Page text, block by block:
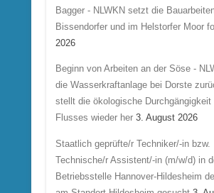
Bagger - NLWKN setzt die
Bissendorfer und im Helstorfer Moor
2026
Beginn von Arbeiten an der Söse -
die Wasserkraftanlage bei Dorste
stellt die ökologische Durchgängigkeit
Flusses wieder her 3. August 2026
Staatlich geprüfte/r Techniker/-in bzw.
Technische/r Assistent/-in (m/w/d) in
Betriebsstelle Hannover-Hildesheim